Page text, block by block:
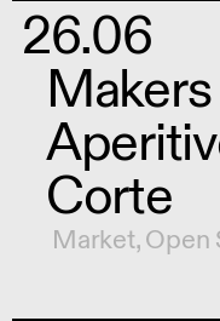
26.06
Corte
Market,Open